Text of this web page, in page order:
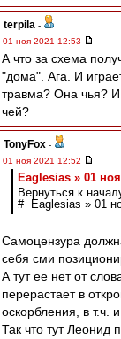
terpila -
01 ноя 2021 12:53
А что за схема
"дома". Ага. И
травма? Она чья?
чей?
TonyFox -
01 ноя 2021 12:52
Eaglesias » 01
Вернуться к
# Eaglesias » 01
Самоцензура
себя сми
А тут ее нет от
перерастает в
оскорбления, в т.ч.
Так что тут Леонид